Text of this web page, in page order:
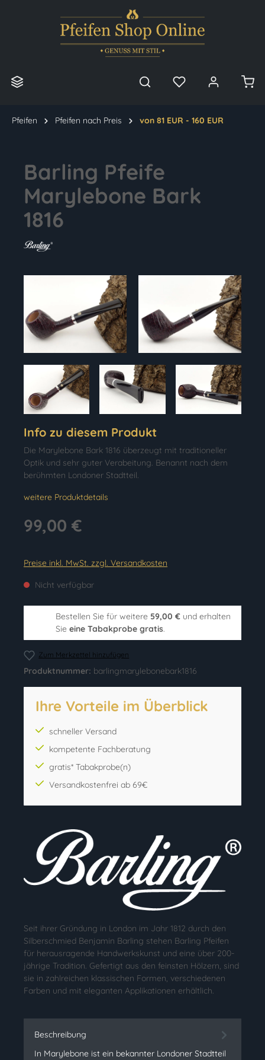
Pfeifen Pfeifen nach Preis von 81 EUR - 160 EUR
Barling Pfeife
Marylebone Bark
1816
Info zu diesem Produkt
Die Marylebone Bark 1816 überzeugt mit traditioneller
Optik und sehr guter Verabeitung. Benannt nach dem
berühmten Londoner Stadtteil.
weitere Produktdetails
99,00 €
Preise inkl. MwSt. zzgl. Versandkosten
Nicht verfügbar
Bestellen Sie für weitere 59,00 € und erhalten
Sie eine Tabakprobe gratis.
Zum Merkzettel hinzufügen
Produktnummer: barlingmarylebonebark1816
Ihre Vorteile im Überblick
schneller Versand
kompetente Fachberatung
gratis* Tabakprobe(n)
Versandkostenfrei ab 69€
Seit ihrer Gründung in London im Jahr 1812 durch den
Silberschmied Benjamin Barling stehen Barling Pfeifen
für herausragende Handwerkskunst und eine über 200-
jährige Tradition. Gefertigt aus den feinsten Hölzern, sind
sie in zahlreichen klassischen Formen, verschiedenen
Farben und mit eleganten Applikationen erhältlich.
Beschreibung
In Marylebone ist ein bekannter Londoner Stadtteil